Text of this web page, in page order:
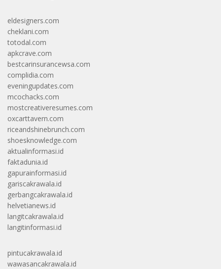
eldesigners.com
cheklani.com
totodal.com
apkcrave.com
bestcarinsurancewsa.com
complidia.com
eveningupdates.com
mcochacks.com
mostcreativeresumes.com
oxcarttavern.com
riceandshinebrunch.com
shoesknowledge.com
aktualinformasi.id
faktadunia.id
gapurainformasi.id
gariscakrawala.id
gerbangcakrawala.id
helvetianews.id
langitcakrawala.id
langitinformasi.id
pintucakrawala.id
wawasancakrawala.id